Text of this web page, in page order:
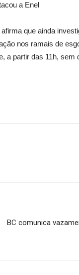
a Enel
que ainda
nos ramais de
a partir das 11h, sem
BC comunica